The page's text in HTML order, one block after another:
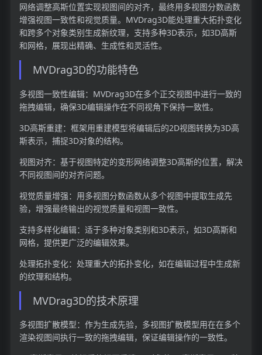
网络调整高斯位置实现视图间的对齐，最终用多视图分数函数
增强视图一致性和视觉质量。MVDrag3D能处理重大拓扑变化
和跨多个对象类别生成新纹理，支持多种3D表示，如3D高斯
和网格，展现出精确、生成性和灵活性。
MVDrag3D的功能特色
多视图一致性编辑：MVDrag3D在多个正交视图中进行一致的
拖拽编辑，确保3D编辑操作在不同视角下保持一致性。
3D高斯重建：框架用重建模型将编辑后的2D视图转换为3D高
斯表示，捕捉3D对象的结构。
视图对齐：基于视图特定的变形网络调整3D高斯的位置，解决
不同视图间的对齐问题。
视觉质量增强：用多视图分数函数从多个视图中提取生成先
验，增强最终输出的视觉质量和视图一致性。
支持多样化编辑：适于多种对象类别和3D表示，如3D高斯和
网格，提供更广泛的编辑效果。
处理拓扑变化：处理重大的拓扑变化，如在编辑过程中生成新
的纹理和结构。
MVDrag3D的技术原理
多视图扩散模型：作为生成先验，多视图扩散模型用在在多个
渲染视图间执行一致的拖拽编辑，保证编辑操作的一致性。